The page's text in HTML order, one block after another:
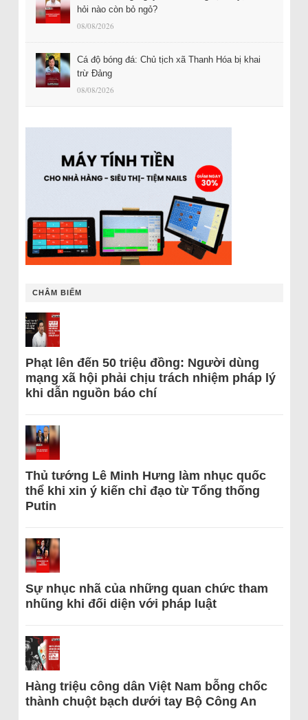
hỏi nào còn bỏ ngỏ?
08/08/2026
Cá độ bóng đá: Chủ tịch xã Thanh Hóa bị khai
trừ Đảng
08/08/2026
CHÂM BIẾM
Phạt lên đến 50 triệu đồng: Người dùng
mạng xã hội phải chịu trách nhiệm pháp lý
khi dẫn nguồn báo chí
Thủ tướng Lê Minh Hưng làm nhục quốc
thể khi xin ý kiến chỉ đạo từ Tổng thống
Putin
Sự nhục nhã của những quan chức tham
nhũng khi đối diện với pháp luật
Hàng triệu công dân Việt Nam bỗng chốc
thành chuột bạch dưới tay Bộ Công An